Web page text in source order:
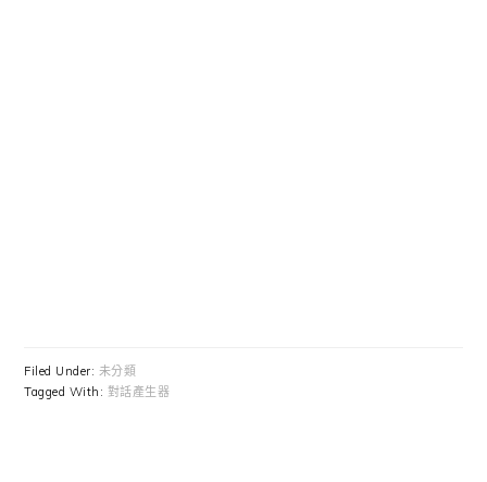
Filed Under: 未分類
Tagged With: 對話產生器